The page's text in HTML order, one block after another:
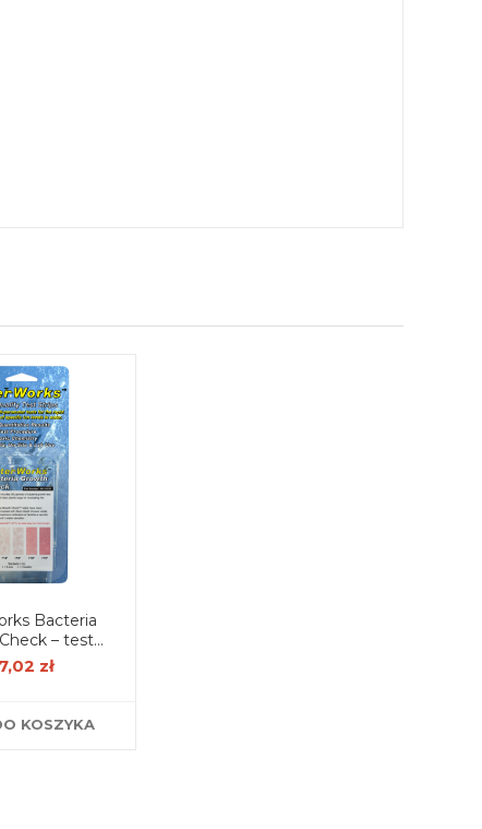
Bacteria
– test
(30 szt.)
zł
KOSZYKA